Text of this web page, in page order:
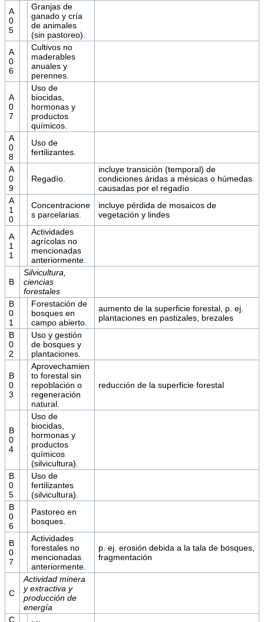
A
0
5
Granjas de
ganado y cría
de animales
(sin pastoreo).
A
0
6
Cultivos no
maderables
anuales y
perennes.
A
0
7
Uso de
biocidas,
hormonas y
productos
químicos.
A
0
8
Uso de
fertilizantes.
A
0
9
Regadío.
incluye transición (temporal) de
condiciones áridas a mésicas o húmedas
causadas por el regadío
A
1
0
Concentracione
s parcelarias.
incluye pérdida de mosaicos de
vegetación y lindes
A
1
1
Actividades
agrícolas no
mencionadas
anteriormente.
B
Silvicultura,
ciencias
forestales
B
0
1
Forestación de
bosques en
campo abierto.
aumento de la superficie forestal, p. ej.
plantaciones en pastizales, brezales
B
0
2
Uso y gestión
de bosques y
plantaciones.
B
0
3
Aprovechamien
to forestal sin
repoblación o
regeneración
natural.
reducción de la superficie forestal
B
0
4
Uso de
biocidas,
hormonas y
productos
químicos
(silvicultura).
B
0
5
Uso de
fertilizantes
(silvicultura).
B
0
6
Pastoreo en
bosques.
B
0
7
Actividades
forestales no
mencionadas
anteriormente.
p. ej. erosión debida a la tala de bosques,
fragmentación
C
Actividad minera
y extractiva y
producción de
energía
C